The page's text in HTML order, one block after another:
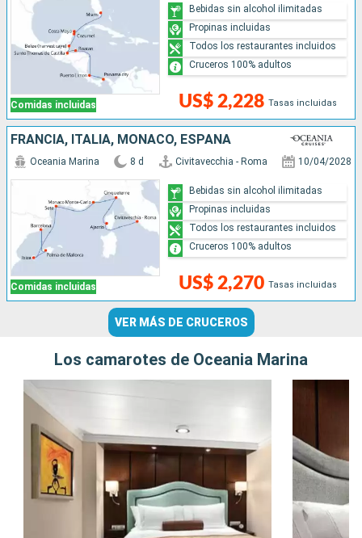
Comidas incluidas US$ 2,228 Tasas incluidas
Bebidas sin alcohol ilimitadas
Propinas incluidas
Todos los restaurantes incluidos
Cruceros 100% adultos
FRANCIA, ITALIA, MONACO, ESPAÑA
Comidas incluidas
Oceania Marina 8 d Civitavecchia - Roma 10/04/2028
US$ 2,270 Tasas incluidas
Bebidas sin alcohol ilimitadas
Propinas incluidas
Todos los restaurantes incluidos
Cruceros 100% adultos
VER MÁS DE CRUCEROS
Los camarotes de Oceania Marina